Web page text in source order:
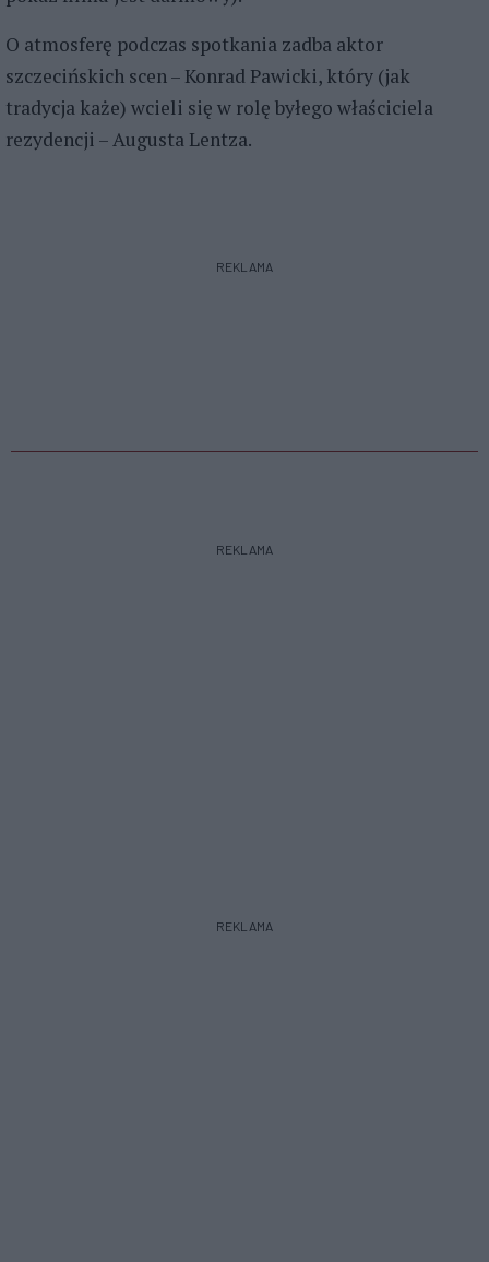
O atmosferę podczas spotkania zadba aktor
szczecińskich scen – Konrad Pawicki, który (jak
tradycja każe) wcieli się w rolę byłego właściciela
rezydencji – Augusta Lentza.
REKLAMA
REKLAMA
REKLAMA